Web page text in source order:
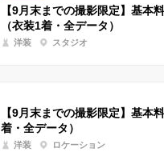
【9月末までの撮影限定】基本
（衣装1着・全データ）
洋装 スタジオ
【9月末までの撮影限定】基本
着・全データ）
洋装 ロケーション